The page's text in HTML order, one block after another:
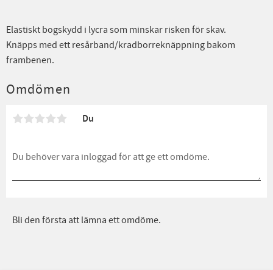
Elastiskt bogskydd i lycra som minskar risken för skav.
Knäpps med ett resårband/kradborreknäppning bakom
frambenen.
Omdömen
Du
Bli den första att lämna ett omdöme.